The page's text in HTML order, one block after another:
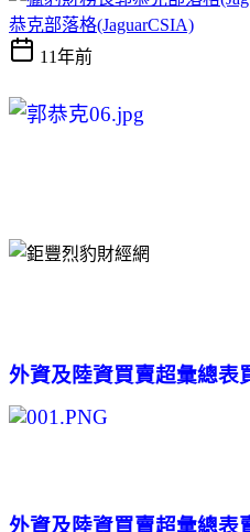
恭克部落格(JaguarCSIA)
11年前
外資及陸資買賣超彙總表
外資及陸資買賣超彙總表